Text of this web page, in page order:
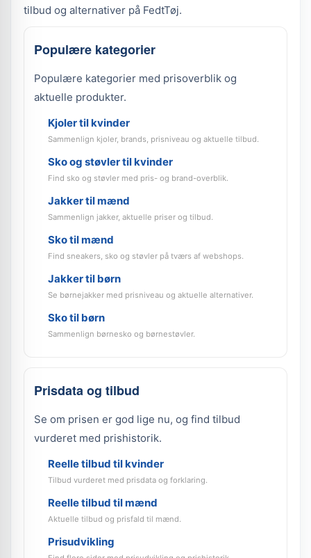
tilbud og alternativer på FedtTøj.
Populære kategorier
Populære kategorier med prisoverblik og
aktuelle produkter.
Kjoler til kvinder
Sammenlign kjoler, brands, prisniveau og aktuelle tilbud.
Sko og støvler til kvinder
Find sko og støvler med pris- og brand-overblik.
Jakker til mænd
Sammenlign jakker, aktuelle priser og tilbud.
Sko til mænd
Find sneakers, sko og støvler på tværs af webshops.
Jakker til børn
Se børnejakker med prisniveau og aktuelle alternativer.
Sko til børn
Sammenlign børnesko og børnestøvler.
Prisdata og tilbud
Se om prisen er god lige nu, og find tilbud
vurderet med prishistorik.
Reelle tilbud til kvinder
Tilbud vurderet med prisdata og forklaring.
Reelle tilbud til mænd
Aktuelle tilbud og prisfald til mænd.
Prisudvikling